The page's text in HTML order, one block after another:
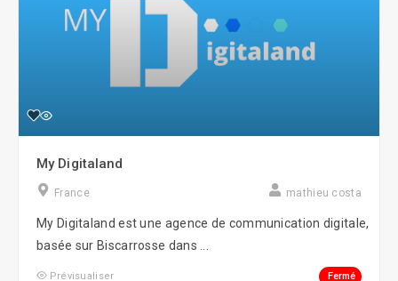
My Digitaland
France mathieu costa
My Digitaland est une agence de communication digitale,
basée sur Biscarrosse dans ...
Prévisualiser Fermé